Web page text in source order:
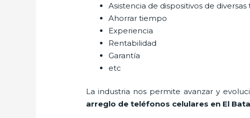
Asistencia de dispositivos de
Ahorrar tiempo
Experiencia
Rentabilidad
Garantía
etc
La industria nos permite avanzar y
arreglo de teléfonos celulares en El